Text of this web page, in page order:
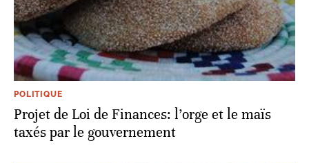
POLITIQUE
Projet de Loi de Finances: l’orge et le maïs
taxés par le gouvernement